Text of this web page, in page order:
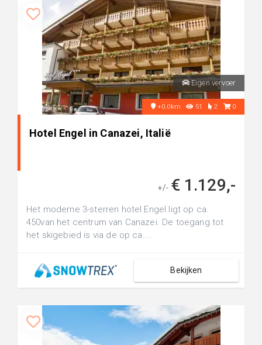
Eigen vervoer
+0.0km 51 2 0
Hotel Engel in Canazei, Italië
+/- € 1.129,-
Het moderne 3-sterren hotel Engel ligt op ca.
450van het centrum van Canazei. De toegang tot
het skigebied is via de op ca....
Bekijken